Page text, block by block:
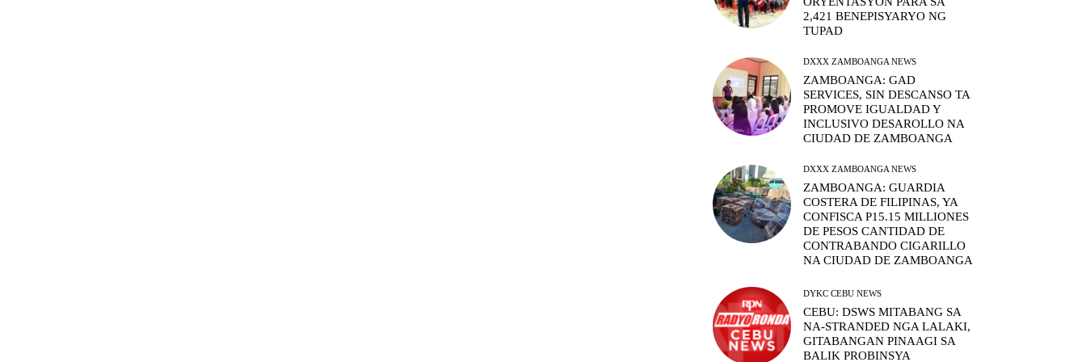
2,421 BENEPISYARYO NG
TUPAD
DXXX ZAMBOANGA NEWS
ZAMBOANGA: GAD
SERVICES, SIN DESCANSO TA
PROMOVE IGUALDAD Y
INCLUSIVO DESAROLLO NA
CIUDAD DE ZAMBOANGA
DXXX ZAMBOANGA NEWS
ZAMBOANGA: GUARDIA
COSTERA DE FILIPINAS, YA
CONFISCA P15.15 MILLIONES
DE PESOS CANTIDAD DE
CONTRABANDO CIGARILLO
NA CIUDAD DE ZAMBOANGA
DYKC CEBU NEWS
CEBU: DSWS MITABANG SA
NA-STRANDED NGA LALAKI,
GITABANGAN PINAAGI SA
BALIK PROBINSYA